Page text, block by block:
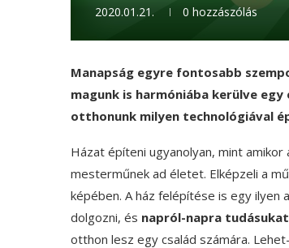
2020.01.21. 0 hozzászólás
Manapság egyre fontosabb
magunk is harmóniába kerülve
otthonunk milyen technológiával
Házat építeni ugyanolyan, mint
mesterműnek ad életet. Elképzeli a
képében. A ház felépítése is egy ilyen
dolgozni, és napról-napra
otthon lesz egy család számára.